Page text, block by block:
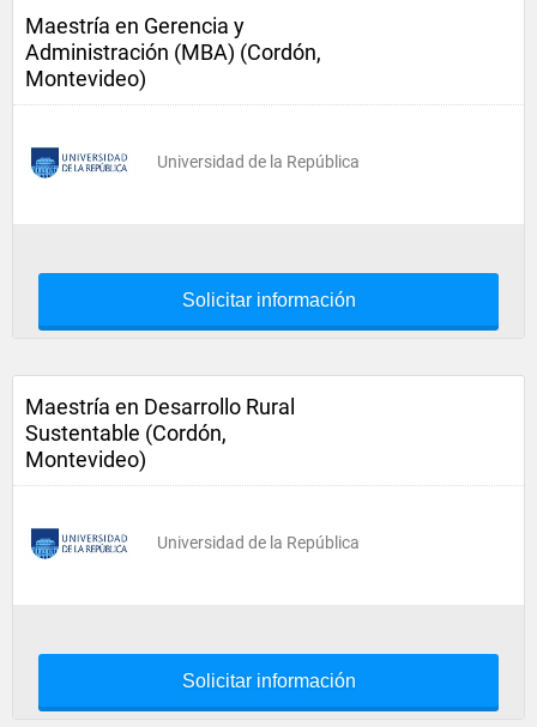
Maestría en Gerencia y
Administración (MBA) (Cordón,
Montevideo)
Universidad de la República
Solicitar información
Maestría en Desarrollo Rural
Sustentable (Cordón,
Montevideo)
Universidad de la República
Solicitar información